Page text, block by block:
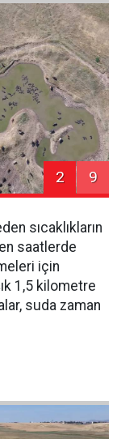
2 9
sıcaklıkların
saatlerde
için
1,5 kilometre
suda zaman